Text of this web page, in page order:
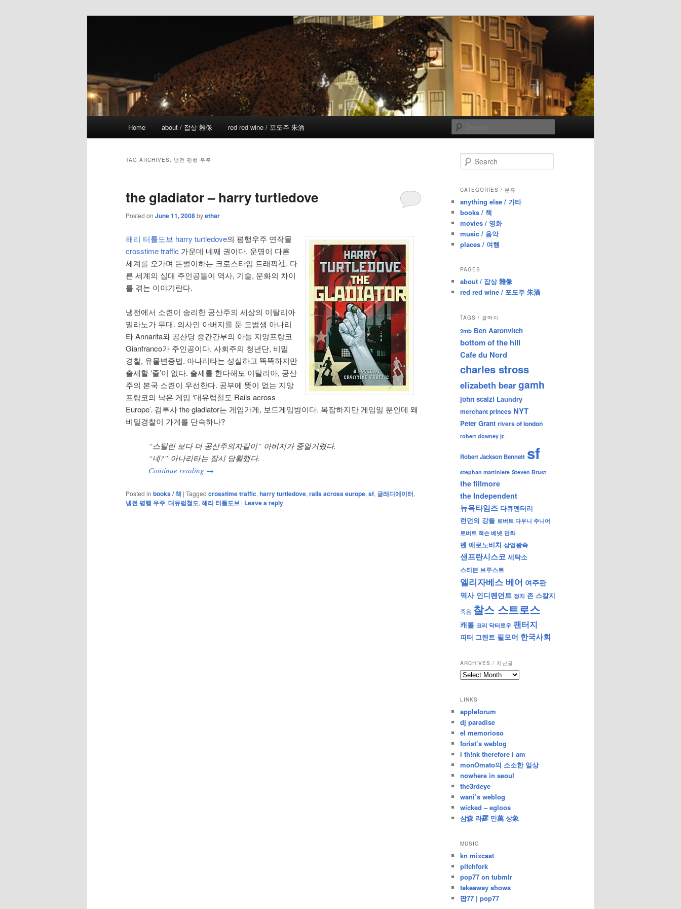
Home about / 잡상 雜像 red red wine / 포도주 朱酒
TAG ARCHIVES: 냉전 평행 우주
the gladiator – harry turtledove
Posted on June 11, 2008byethar
해리 터틀도브 harry turtledove의 평행우주 연작물
crosstime traffic 가운데 네째 권이다. 운명이 다른
세계를 오가며 돈벌이하는 크로스타임 트래픽社. 다
른 세계의 십대 주인공들이 역사, 기술, 문화의 차이
를 겪는 이야기란다.
냉전에서 소련이 승리한 공산주의 세상의 이탈리아
밀라노가 무대. 의사인 아버지를 둔 모범생 아나리
타 Annarita와 공산당 중간간부의 아들 지앙프랑코
Gianfranco가 주인공이다. 사회주의 청년단, 비밀
경찰, 유물변증법. 아나리타는 성실하고 똑똑하지만
출세할 ‘줄’이 없다. 출세를 한다해도 이탈리아, 공산
주의 본국 소련이 우선한다. 공부에 뜻이 없는 지앙
프랑코의 낙은 게임 ‘대유럽철도 Rails across
Europe’. 검투사 the gladiator는 게임가게, 보드게임방이다. 복잡하지만 게임일 뿐인데 왜
비밀경찰이 가게를 단속하나?
“스탈린 보다 더 공산주의자같이” 아버지가 중얼거렸다.
“네?” 아나리타는 잠시 당황했다.
Continue reading →
Posted in books / 책 | Tagged crosstime traffic, harry turtledove, rails across europe, sf, 글래디에이터,
냉전 평행 우주, 대유럽철도, 해리 터틀도브 | Leave a reply
e
r
h
CATEGORIES / 분류
anything else / 기타
books / 책
movies / 영화
music / 음악
places / 여행
PAGES
about / 잡상 雜像
red red wine / 포도주 朱酒
TAGS / 글딱지
2mb Ben Aaronvitch
bottom of the hill
Cafe du Nord
charles stross
elizabeth beargamh
john scalzi Laundry
merchant princes NYT
Peter Grant rivers of london
robert downey jr.
Robert Jackson Bennett sf
stephan martiniere Steven Brust
the fillmore
the Independent
뉴욕타임즈 다큐멘터리
런던의 강들 로버트 다우니 주니어
로버트 잭슨 베넷 만화
벤 애로노비치 상업왕족
샌프란시스코 세탁소
스티븐 브루스트
엘리자베스 베어 여주판
역사 인디펜던트 정치 존 스칼지
죽음 찰스 스트로스
캐롤 코리 닥터로우 팬터지
피터 그랜트 필모어 한국사회
ARCHIVES / 지난글
archives
난
글
LINKS
appleforum
dj paradise
el memorioso
forist’s weblog
i th!nk therefore i am
monOmato의 소소한 일상
nowhere in seoul
the3rdeye
wani’s weblog
wicked – egloos
삼森 라羅 만萬 상象
MUSIC
kn mixcast
pitchfork
pop77 on tubmlr
takeaway shows
팝77 | pop77